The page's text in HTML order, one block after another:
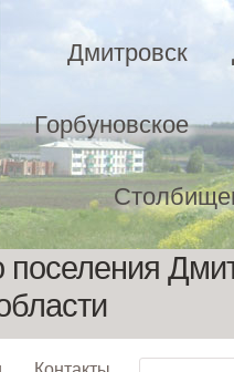
Дмитровск
Горбуновское